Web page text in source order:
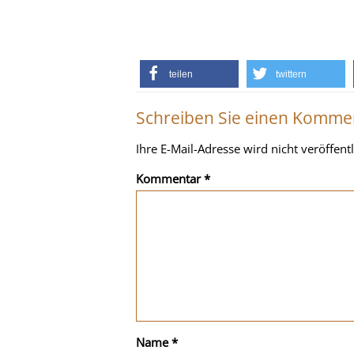
teilen twittern
Schreiben Sie einen
Ihre E-Mail-Adresse wird nicht
Kommentar*
Name*